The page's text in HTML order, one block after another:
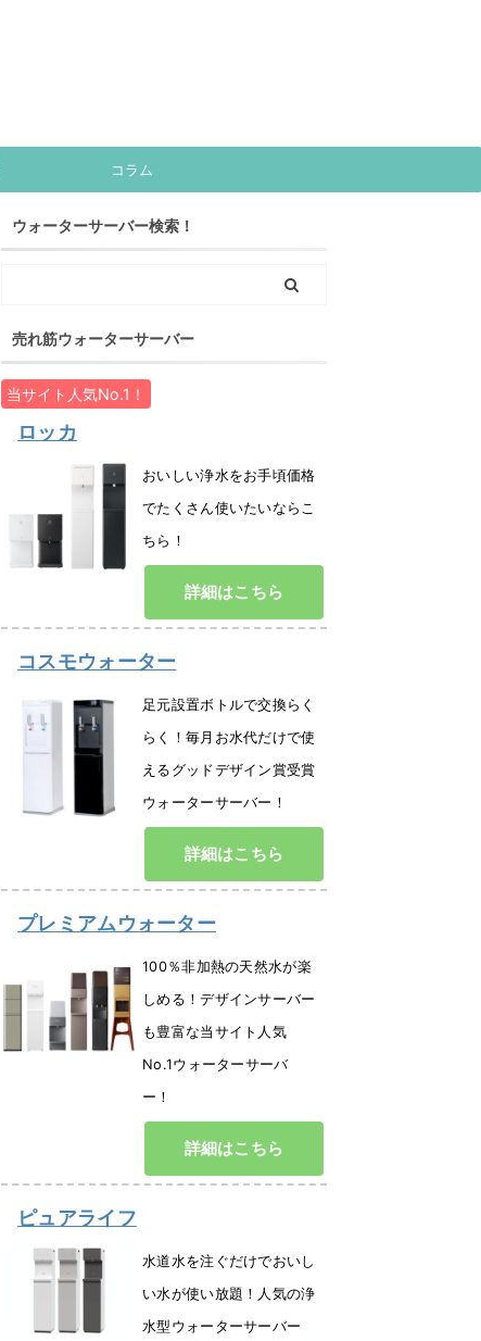
コラム
ウォーターサーバー検索！
売れ筋ウォーターサーバー
当サイト人気No.1！
ロッカ
おいしい浄水をお手頃価格
でたくさん使いたいならこ
ちら！
詳細はこちら
コスモウォーター
足元設置ボトルで交換らく
らく！毎月お水代だけで使
えるグッドデザイン賞受賞
ウォーターサーバー！
詳細はこちら
プレミアムウォーター
100％非加熱の天然水が楽
しめる！デザインサーバー
も豊富な当サイト人気
No.1ウォーターサーバ
ー！
詳細はこちら
ピュアライフ
水道水を注ぐだけでおいし
い水が使い放題！人気の浄
水型ウォーターサーバー